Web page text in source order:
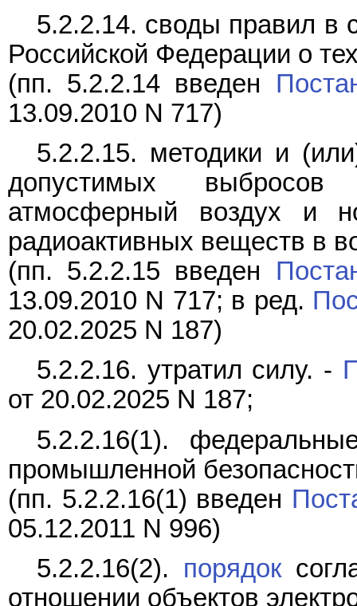
5.2.2.14. своды правил в
Российской Федерации о
(пп. 5.2.2.14 введен
13.09.2010 N 717)
5.2.2.15. методики и
допустимых
атмосферный воздух и
радиоактивных веществ в
(пп. 5.2.2.15 введен
13.09.2010 N 717; в ред.
20.02.2025 N 187)
5.2.2.16. утратил силу. -
от 20.02.2025 N 187;
5.2.2.16(1).
промышленной
(пп. 5.2.2.16(1) введен
05.12.2011 N 996)
5.2.2.16(2). порядок
отношении объектов